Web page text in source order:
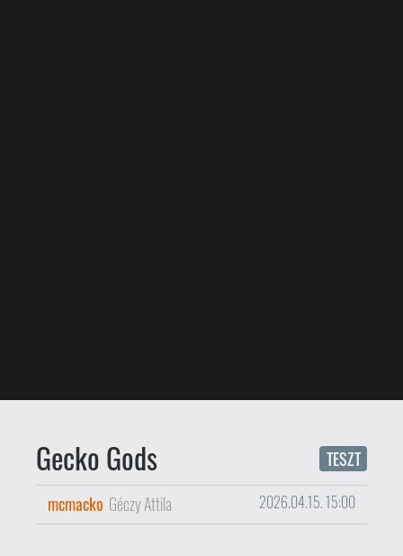
kalandjátékok rajongói. Legyen
kedvelőiről, vagy Journey-like
fanatikusokról, esetleg a
filmszerű-platformerek
követőiről, jobbnál-jobb címek